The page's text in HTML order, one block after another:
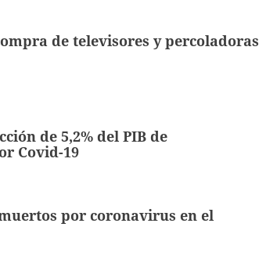
de televisores y percoladoras
de 5,2% del PIB de
Covid-19
por coronavirus en el